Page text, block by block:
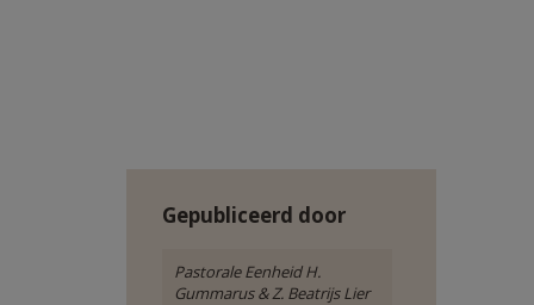
Gepubliceerd door
Pastorale Eenheid H.
Gummarus & Z. Beatrijs Lier